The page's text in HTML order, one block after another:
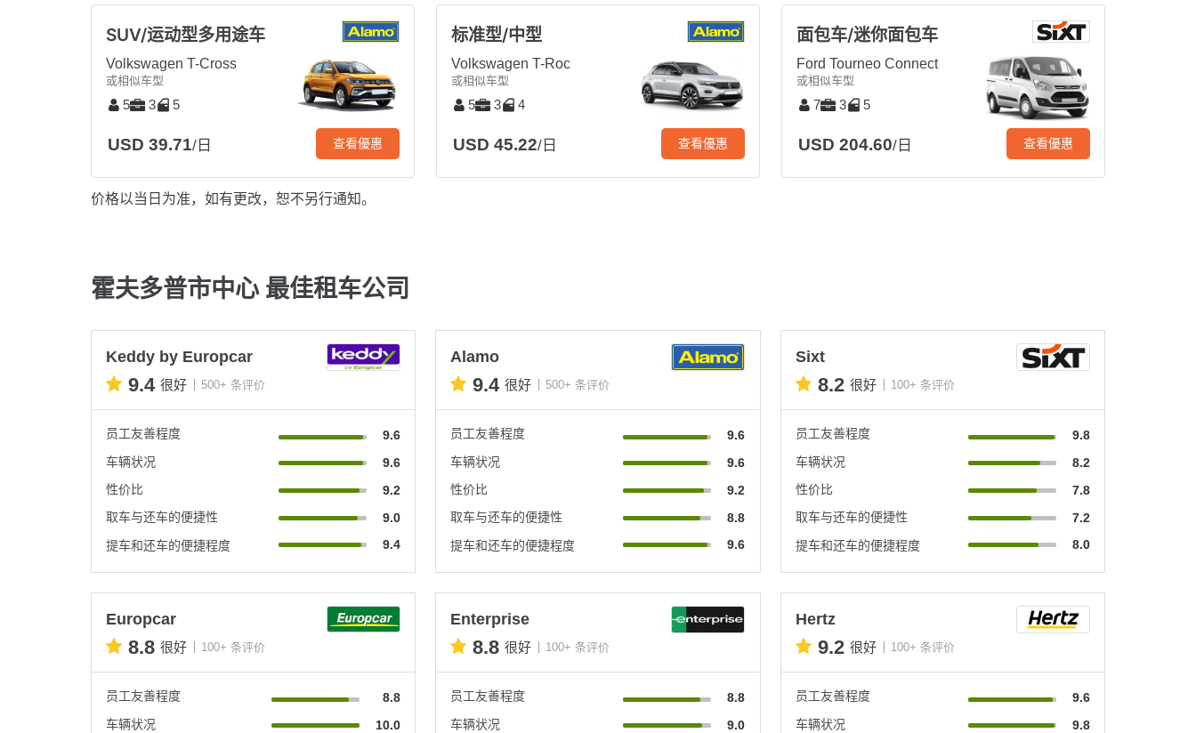
SUV/运动型多用途车
Volkswagen T-Cross
或相似车型
5 3 5
USD 39.71/日 查看優惠
标准型/中型
Volkswagen T-Roc
或相似车型
5 3 4
USD 45.22/日 查看優惠
面包车/迷你面包车
Ford Tourneo Connect
或相似车型
7 3 5
USD 204.60/日 查看優惠
价格以当日为准，如有更改，恕不另行通知。
霍夫多普市中心 最佳租车公司
Keddy by Europcar
9.4 很好 500+ 条评价
员工友善程度
9.6
车辆状况
9.6
性价比
9.2
取车与还车的便捷性
9.0
提车和还车的便捷程度
9.4
Alamo
9.4 很好 500+ 条评价
员工友善程度
9.6
车辆状况
9.6
性价比
9.2
取车与还车的便捷性
8.8
提车和还车的便捷程度
9.6
Sixt
8.2 很好 100+ 条评价
员工友善程度
9.8
车辆状况
8.2
性价比
7.8
取车与还车的便捷性
7.2
提车和还车的便捷程度
8.0
Europcar
8.8 很好 100+ 条评价
员工友善程度
8.8
车辆状况
10.0
Enterprise
8.8 很好 100+ 条评价
员工友善程度
8.8
车辆状况
9.0
Hertz
9.2 很好 100+ 条评价
员工友善程度
9.6
车辆状况
9.8